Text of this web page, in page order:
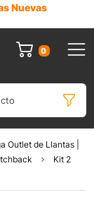
Nuevas
0
Outlet de Llantas |
Kit 2